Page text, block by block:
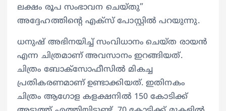
ലക്ഷം രൂപ സംഭാവന ചെയ്തു”
അദ്ദേഹത്തിന്‍റെ എക്സ് പോസ്റ്റില്‍ പറയുന്നു.
ധനുഷ് അഭിനയിച്ച് സംവിധാനം ചെയ്ത രായന്‍
എന്ന ചിത്രമാണ് അവസാനം ഇറങ്ങിയത്.
ചിത്രം ബോക്സോഫീസില്‍ മികച്ച
പ്രതികരണമാണ് ഉണ്ടാക്കിയത്. ഇതിനകം
ചിത്രം ആഗോള കളക്ഷനില്‍ 150 കോടിക്ക്